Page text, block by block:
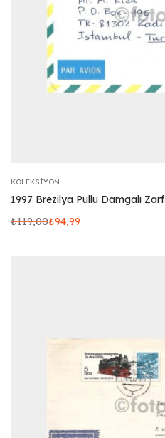
KOLEKSIYON
1997 Brezilya Pullu Damgalı Zarf
₺119,00₺94,99